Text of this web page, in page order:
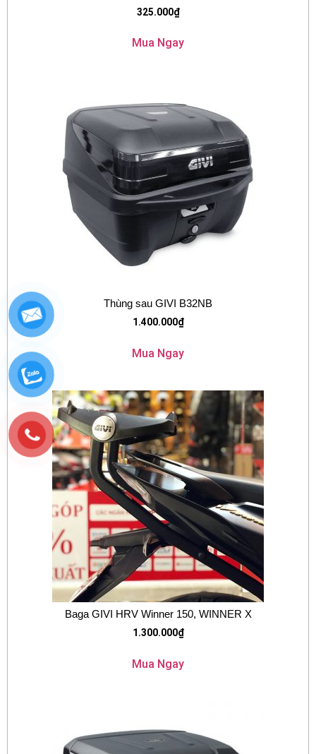
325.000₫
Mua Ngay
Thùng sau GIVI B32NB
1.400.000₫
Mua Ngay
Baga GIVI HRV Winner 150, WINNER X
1.300.000₫
Mua Ngay